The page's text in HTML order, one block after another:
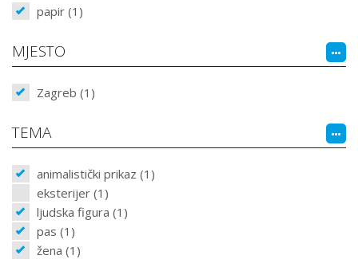
papir (1)
MJESTO
Zagreb (1)
TEMA
animalistički prikaz (1)
eksterijer (1)
ljudska figura (1)
pas (1)
žena (1)